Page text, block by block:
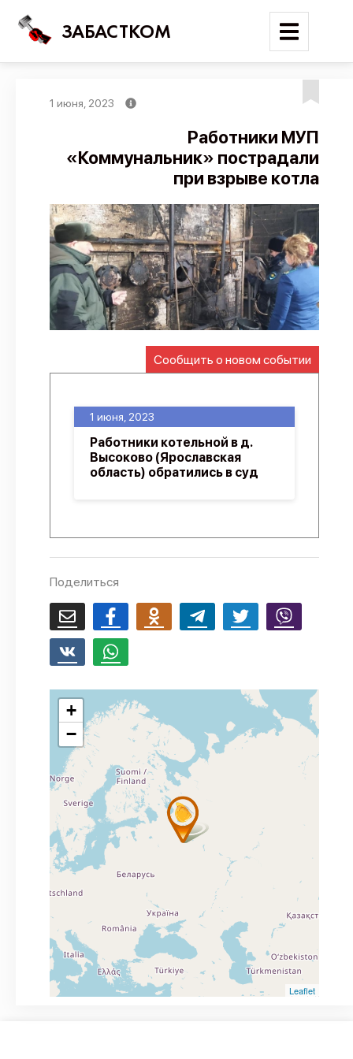
ЗАБАСТКОМ
Поиск
Новости
Карта событий
Трудовые конфликты
Отчеты
Предложить публикацию
Справочник
API
О проекте
1 июня, 2023
Работники МУП
«Коммунальник» пострадали
при взрыве котла
Сообщить о новом событии
1 июня, 2023
Работники котельной в д.
Высоково (Ярославская
область) обратились в суд
Поделиться
+
−
Leaflet